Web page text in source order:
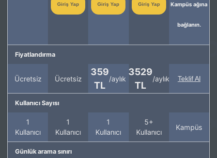
Giriş Yap Giriş Yap Giriş Yap Kampüs ağına
bağlanın.
Fiyatlandırma
Ücretsiz Ücretsiz
359
TL
/aylık
3529
TL
/aylık Teklif Al
Kullanıcı Sayısı
1
Kullanıcı
1
Kullanıcı
1
Kullanıcı
5+
Kullanıcı
Kampüs
Günlük arama sınırı